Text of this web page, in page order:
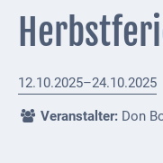
Nachrichtenarchiv
Deidesheim
12.10.2025–24.10.2025
Veranstalter: Don